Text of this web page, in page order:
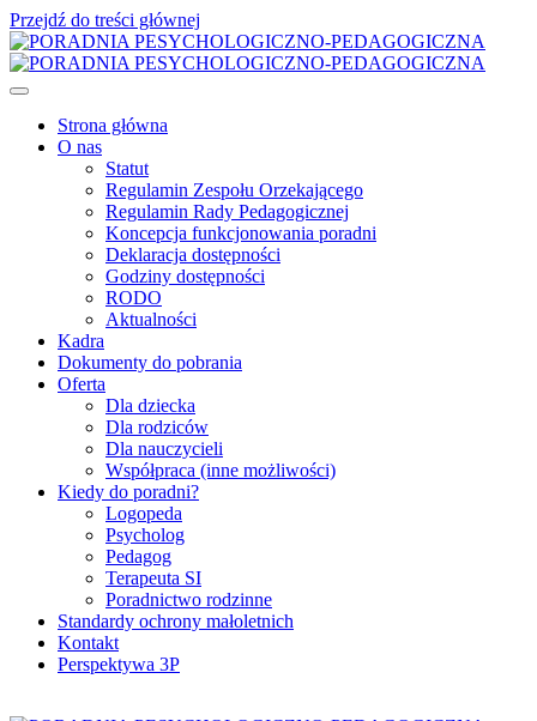
Przejdź do treści głównej
Strona główna
O nas
Statut
Regulamin Zespołu Orzekającego
Regulamin Rady Pedagogicznej
Koncepcja funkcjonowania poradni
Deklaracja dostępności
Godziny dostępności
RODO
Aktualności
Kadra
Dokumenty do pobrania
Oferta
Dla dziecka
Dla rodziców
Dla nauczycieli
Współpraca (inne możliwości)
Kiedy do poradni?
Logopeda
Psycholog
Pedagog
Terapeuta SI
Poradnictwo rodzinne
Standardy ochrony małoletnich
Kontakt
Perspektywa 3P